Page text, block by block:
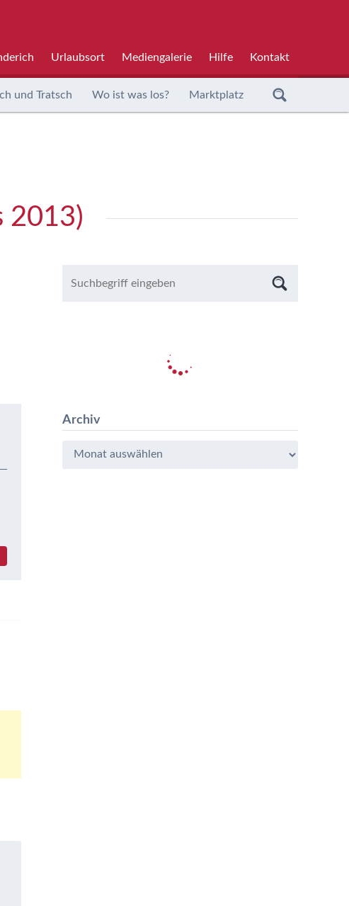
Urlaubsort Mediengalerie Hilfe Kontakt
und Tratsch Wo ist was los? Marktplatz
2013)
Archiv